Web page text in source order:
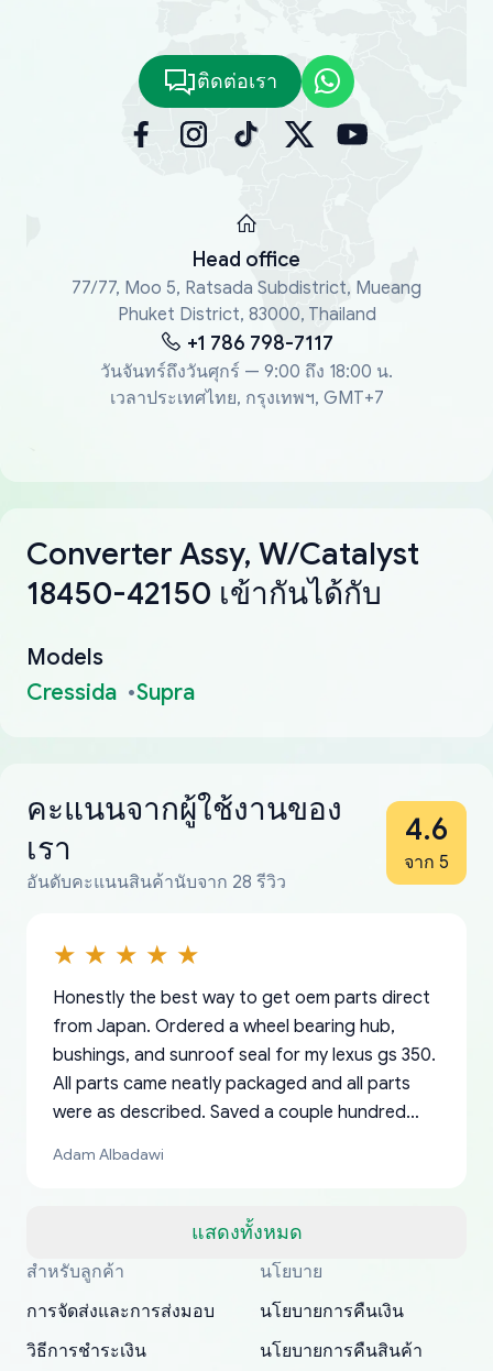
ติดต่อเรา
Head office
77/77, Moo 5, Ratsada Subdistrict, Mueang
Phuket District, 83000, Thailand
+1 786 798-7117
วันจันทร์ถึงวันศุกร์ — 9:00 ถึง 18:00 น.
เวลาประเทศไทย, กรุงเทพฯ, GMT+7
Converter Assy, W/Catalyst
18450-42150 เข้ากันได้กับ
Models
Cressida
Supra
คะแนนจากผู้ใช้งานของ
เรา
อันดับคะแนนสินค้านับจาก 28 รีวิว
4.6
จาก 5
แสดงทั้งหมด
Honestly the best way to get oem parts direct
from Japan. Ordered a wheel bearing hub,
bushings, and sunroof seal for my lexus gs 350.
All parts came neatly packaged and all parts
were as described. Saved a couple hundred
a matter of days. Very professional company as
well, I forgot to add my apartment number in
my address and contacted them with the
correct information. They updated my address
promptly. Will 100% be returning to order parts
Adam Albadawi
Thank you, yoshiparts.com for the responsive
customer service and for being a reliable
have ordered from yoshi three times within
South Guam
OEM parts at prices that nobody else can beat.
Fast shipping to USA… I’m happy!
P. Ginez
Basically, this is my 6th time ordering parts for
my XRs (which is hard to find these days). Item
19 delays which is understandable, the package
All genuine oem parts all in perfect condition I
have told everyone about this site very reliable
appreciate everything.
Jay W
I am so shocked at good time, all just because
needed parts for making my cars more
mudguards,flares ) area insane good shape for
YANAN RAMIREZ GONZALEZ
สำหรับลูกค้า
การจัดส่งและการส่งมอบ
วิธีการชำระเงิน
นโยบาย
นโยบายการคืนเงิน
นโยบายการคืนสินค้า